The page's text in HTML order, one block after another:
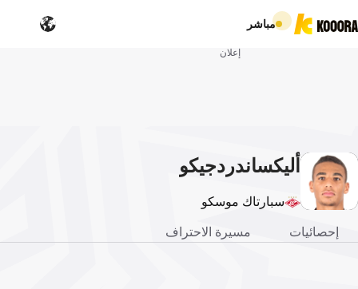
مباشر
إعلان
أليكساندر دجيكو
سبارتاك موسكو
إحصائيات مسيرة الاحتراف